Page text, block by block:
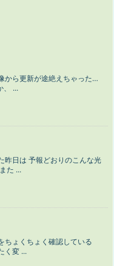
から更新が途絶えちゃった…
、 ...
昨日は 予報どおりのこんな光
た ...
ちょくちょく確認している
く変 ...